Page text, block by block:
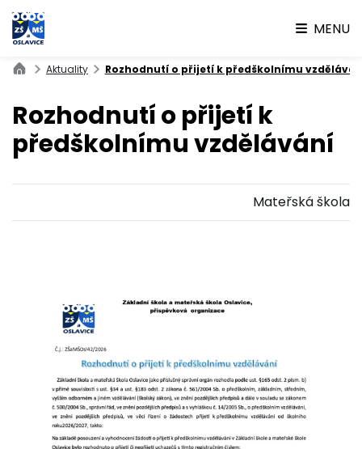
MENU
Aktuality Rozhodnutí o přijetí k předškolnímu
Rozhodnutí o přijetí k
předškolnímu vzdělávání
Mateřská škola